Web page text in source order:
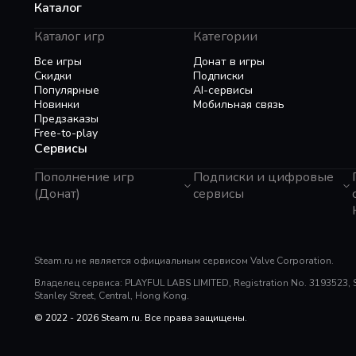
For advanced players, NVIDIA Reflex and ASIO
We are highly experienced rhythm-action game
TEAM plays the game on a daily basis not only
years of gaming experience, we deliver what we
Our journey has just begun. Join us here, 『EZ2ON
Каталог
Каталог игр
Все игры
Скидки
Популярные
Новинки
Предзаказы
Free-to-play
Категории
Донат в игры
Подписки
AI-сервисы
Мобильная связь
Сервисы
Пополнение игр
(Донат)
Genshin Impact
Super SUS
PUBG Mobile
Free Fire
Mobile Legends
Подписки и цифровые
сервисы
Telegram Премиум
Rewarble
Razer Gold
Poppo Live
Steam.ru не является официальным сервисом Valve Corporation.
Владелец сервиса: PLAYFUL LABS LIMITED, Registration No.
Stanley Street, Central, Hong Kong.
© 2022 - 2026 Steam.ru. Все права защищены.